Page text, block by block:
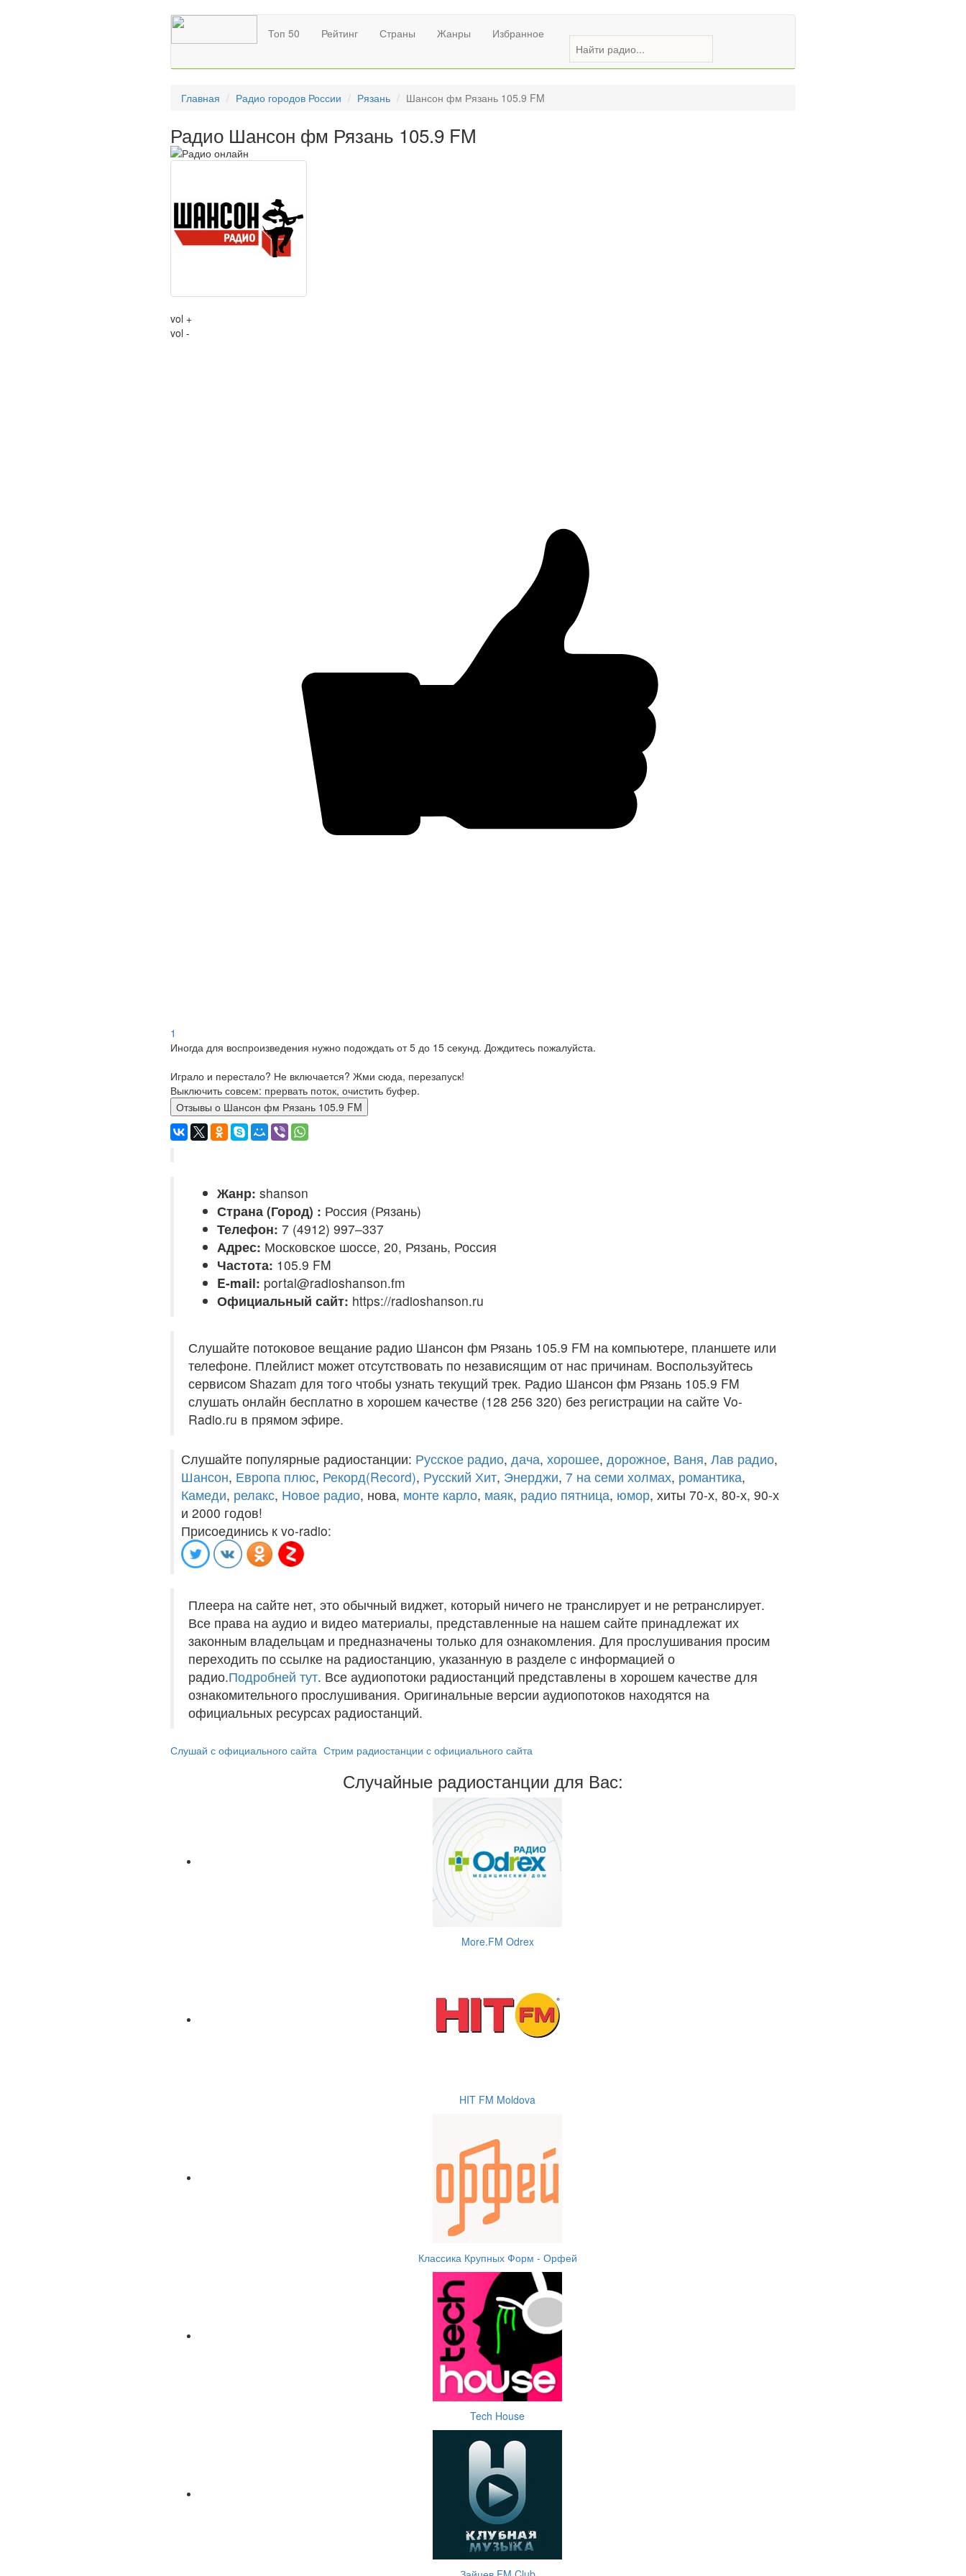
Топ 50 Рейтинг Страны Жанры Избранное
Главная Радио городов России Рязань Шансон фм Рязань 105.9 FM
Радио Шансон фм Рязань 105.9 FM
vol +
vol -
1
Иногда для воспроизведения нужно подождать от 5 до 15 секунд. Дождитесь пожалуйста.
Играло и перестало? Не включается? Жми сюда, перезапуск!
Выключить совсем: прервать поток, очистить буфер.
Отзывы о Шансон фм Рязань 105.9 FM
Жанр: shanson
Страна (Город) : Россия (Рязань)
Телефон: 7 (4912) 997–337
Адрес: Московское шоссе, 20, Рязань, Россия
Частота: 105.9 FM
E-mail: portal@radioshanson.fm
Официальный сайт: https://radioshanson.ru
Слушайте потоковое вещание радио Шансон фм Рязань 105.9 FM на компьютере, планшете или
телефоне. Плейлист может отсутствовать по независящим от нас причинам. Воспользуйтесь
сервисом Shazam для того чтобы узнать текущий трек. Радио Шансон фм Рязань 105.9 FM
слушать онлайн бесплатно в хорошем качестве (128 256 320) без регистрации на сайте Vo-
Radio.ru в прямом эфире.
Слушайте популярные радиостанции: Русское радио, дача, хорошее, дорожное, Ваня, Лав радио,
Шансон, Европа плюс, Рекорд(Record), Русский Хит, Энерджи, 7 на семи холмах, романтика,
Камеди, релакс, Новое радио, нова, монте карло, маяк, радио пятница, юмор, хиты 70-х, 80-х, 90-х
и 2000 годов!
Присоединись к vo-radio:
Плеера на сайте нет, это обычный виджет, который ничего не транслирует и не ретранслирует.
Все права на аудио и видео материалы, представленные на нашем сайте принадлежат их
законным владельцам и предназначены только для ознакомления. Для прослушивания просим
переходить по ссылке на радиостанцию, указанную в разделе с информацией о
радио.Подробней тут. Все аудиопотоки радиостанций представлены в хорошем качестве для
ознакомительного прослушивания. Оригинальные версии аудиопотоков находятся на
официальных ресурсах радиостанций.
Слушай с официального сайта Стрим радиостанции с официального сайта
Случайные радиостанции для Вас:
More.FM Odrex
HIT FM Moldova
Классика Крупных Форм - Орфей
Tech House